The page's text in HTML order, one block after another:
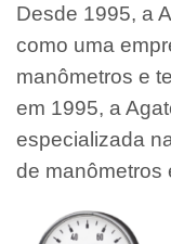
Desde 1995, a
como uma
manômetros e
em 1995, a
especializada
de manômetros